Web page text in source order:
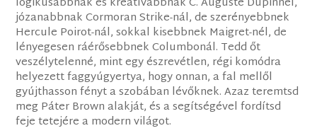
józanabbnak Cormoran Strike-nál, de szerényebbnek
Hercule Poirot-nál, sokkal kisebbnek Maigret-nél, de
lényegesen ráérősebbnek Columbonál. Tedd őt
veszélytelenné, mint egy észrevétlen, régi komódra
helyezett faggyúgyertya, hogy onnan, a fal mellől
gyújthasson fényt a szobában lévőknek. Azaz teremtsd
meg Páter Brown alakját, és a segítségével fordítsd
feje tetejére a modern világot.